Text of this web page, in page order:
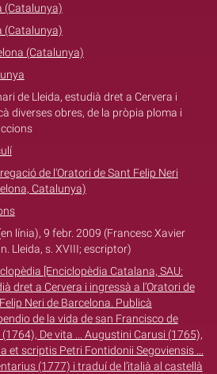
(Catalunya)
(Catalunya)
(Catalunya)
de Lleida, estudià dret a Cervera i
diverses obres, de la pròpia ploma i
de l'Oratori de Sant Felip Neri
Catalunya)
línia), 9 febr. 2009 (Francesc Xavier
n. Lleida, s. XVIII; escriptor)
[Enciclopèdia Catalana, SAU:
dret a Cervera i ingressà a l’Oratori de
Neri de Barcelona. Publicà
de la vida de san Francisco de
(1764), De vita ... Augustini Carusi (1765),
et scriptis Petri Fontidonii Segoviensis ...
(1777) i traduí de l’italià al castellà